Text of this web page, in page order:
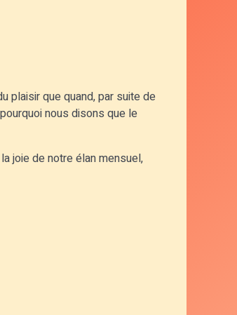
plaisir que quand, par suite de
nous disons que le
joie de notre élan mensuel,